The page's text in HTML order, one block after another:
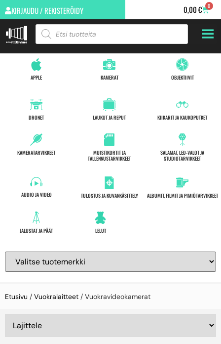
KIRJAUDU / REKISTERÖIDY 0,00€ 0
APPLE
DRONET
KAMERAT
LAUKUT JA REPUT
OBJEKTIIVIT
KIIKARIT JA KAUKOPUTKET
KAMERATARVIKKEET
AUDIO JA VIDEO
MUISTIKORTIT JA
TALLENNUSTARVIKKEET
TULOSTUS JA KUVANKÄSITTELY
SALAMAT, LED-VALOT JA
STUDIOTARVIKKEET
ALBUMIT, FILMIT JA PIMIÖTARVIKKEET
JALUSTAT JA PÄÄT LELUT
Etusivu / Vuokralaitteet / Vuokravideokamerat